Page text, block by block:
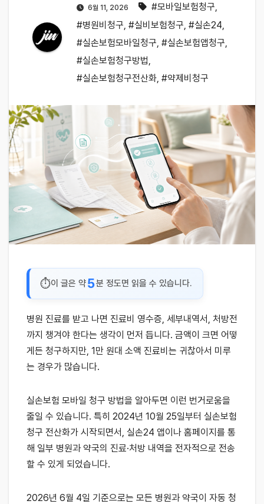
6월 11, 2026 #모바일보험청구,
#병원비청구, #실비보험청구, #실손24,
#실손보험모바일청구, #실손보험앱청구,
#실손보험청구방법,
#실손보험청구전산화, #약제비청구
이 글은 약5분 정도면 읽을 수 있습니다.
병원 진료를 받고 나면 진료비 영수증, 세부내역서, 처방전
까지 챙겨야 한다는 생각이 먼저 듭니다. 금액이 크면 어떻
게든 청구하지만, 1만 원대 소액 진료비는 귀찮아서 미루
는 경우가 많습니다.
실손보험 모바일 청구 방법을 알아두면 이런 번거로움을
줄일 수 있습니다. 특히 2024년 10월 25일부터 실손보험
청구 전산화가 시작되면서, 실손24 앱이나 홈페이지를 통
해 일부 병원과 약국의 진료·처방 내역을 전자적으로 전송
할 수 있게 되었습니다.
2026년 6월 4일 기준으로는 모든 병원과 약국이 자동 청